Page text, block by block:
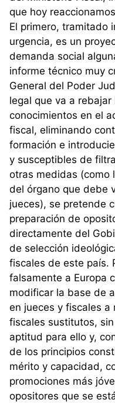
que hoy
El primero, tramitado
urgencia, es un
demanda social
informe técnico muy
General del Poder
legal que va a
conocimientos en el
fiscal, eliminando
formación e
y susceptibles de
otras medidas (como
del órgano que debe
jueces), se pretende
preparación de
directamente del
de selección
fiscales de este país.
falsamente a Europa
modificar la base de
en jueces y fiscales a
fiscales sustitutos,
aptitud para ello y,
de los principios
mérito y capacidad,
promociones más
opositores que se